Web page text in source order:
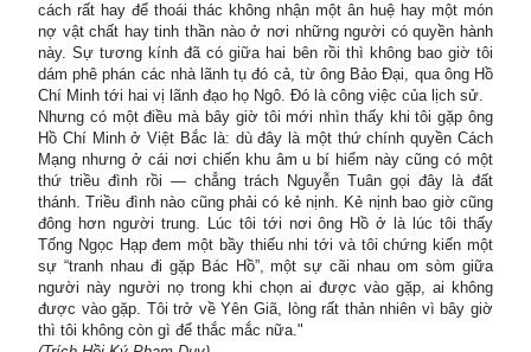
cách rất hay để thoái thác không nhận một ân huệ hay một món
nợ vật chất hay tinh thần nào ở nơi những người có quyền hành
này. Sự tương kính đã có giữa hai bên rồi thì không bao giờ tôi
dám phê phán các nhà lãnh tụ đó cả, từ ông Bảo Đại, qua ông Hồ
Chí Minh tới hai vị lãnh đạo họ Ngô. Đó là công việc của lịch sử.
Nhưng có một điều mà bây giờ tôi mới nhìn thấy khi tôi gặp ông
Hồ Chí Minh ở Việt Bắc là: dù đây là một thứ chính quyền Cách
Mạng nhưng ở cái nơi chiến khu âm u bí hiểm này cũng có một
thứ triều đình rồi — chẳng trách Nguyễn Tuân gọi đây là đất
thánh. Triều đình nào cũng phải có kẻ nịnh. Kẻ nịnh bao giờ cũng
đông hơn người trung. Lúc tôi tới nơi ông Hồ ở là lúc tôi thấy
Tống Ngọc Hạp đem một bầy thiếu nhi tới và tôi chứng kiến một
sự “tranh nhau đi gặp Bác Hồ”, một sự cãi nhau om sòm giữa
người này người nọ trong khi chọn ai được vào gặp, ai không
được vào gặp. Tôi trở về Yên Giã, lòng rất thản nhiên vì bây giờ
thì tôi không còn gì để thắc mắc nữa."